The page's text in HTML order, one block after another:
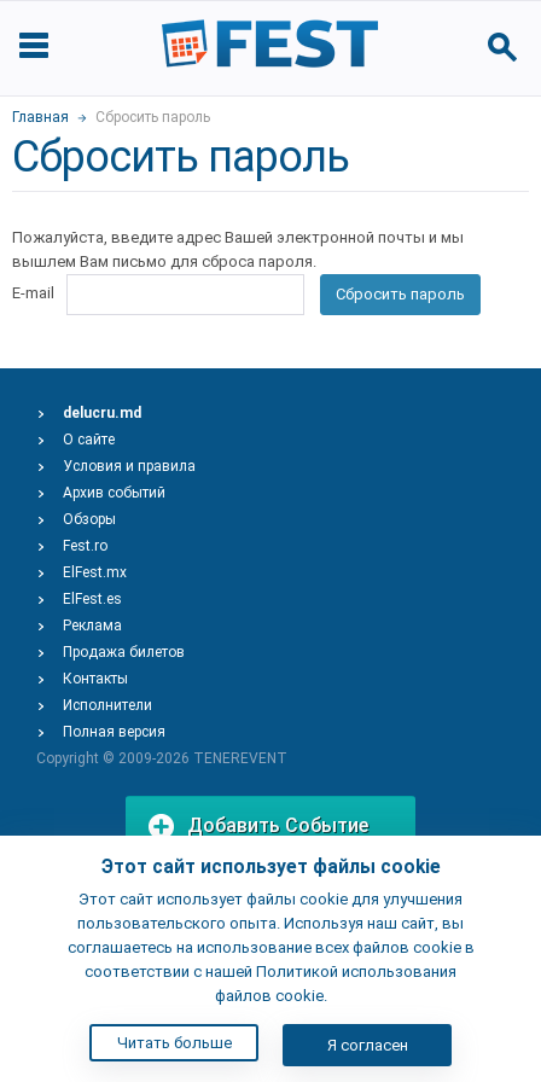
Главная Сбросить пароль
Сбросить пароль
Пожалуйста, введите адрес Вашей электронной почты и мы
вышлем Вам письмо для сброса пароля.
E-mail
Сбросить пароль
Этот сайт использует файлы cookie
Этот сайт использует файлы cookie для улучшения
пользовательского опыта. Используя наш сайт, вы
соглашаетесь на использование всех файлов cookie в
соответствии с нашей Политикой использования
файлов cookie.
Читать больше Я согласен
delucru.md
О сайте
Условия и правила
Архив событий
Обзоры
Fest.ro
ElFest.mx
ElFest.es
Реклама
Продажа билетов
Контакты
Исполнители
Полная версия
Copyright © 2009-2026 TENEREVENT
Добавить Событие
Добавить Заведение